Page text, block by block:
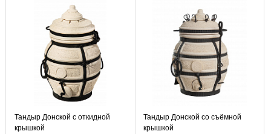
Тандыр Донской с откидной
крышкой
Тандыр Донской со съёмной
крышкой